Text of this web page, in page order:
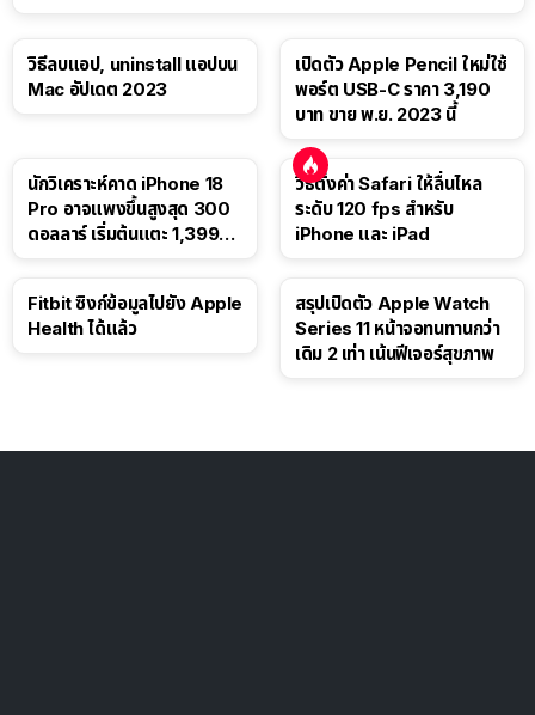
วิธีลบแอป, uninstall แอปบน
Mac อัปเดต 2023
เปิดตัว Apple Pencil ใหม่ใช้
พอร์ต USB-C ราคา 3,190
บาท ขาย พ.ย. 2023 นี้
นักวิเคราะห์คาด iPhone 18
Pro อาจแพงขึ้นสูงสุด 300
ดอลลาร์ เริ่มต้นแตะ 1,399
วิธีตั้งค่า Safari ให้ลื่นไหล
ระดับ 120 fps สำหรับ
iPhone และ iPad
Fitbit ซิงก์ข้อมูลไปยัง Apple
Health ได้แล้ว
สรุปเปิดตัว Apple Watch
Series 11 หน้าจอทนทานกว่า
เดิม 2 เท่า เน้นฟีเจอร์สุขภาพ